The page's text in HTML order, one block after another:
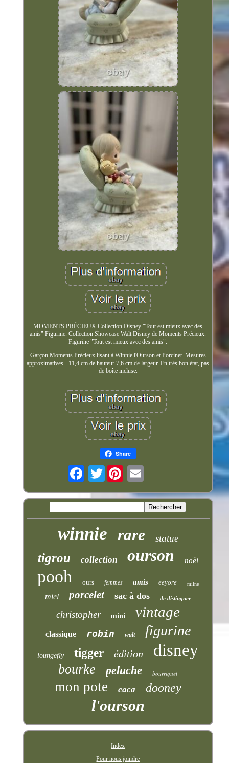
MOMENTS PRÉCIEUX Collection Disney "Tout est mieux avec des
amis" Figurine. Collection Showcase Walt Disney de Moments Précieux.
Figurine "Tout est mieux avec des amis".
Garçon Moments Précieux lisant à Winnie l'Ourson et Porcinet. Mesures
approximatives - 11,4 cm de hauteur 7,6 cm de largeur. En très bon état, pas
de boîte incluse.
Share
Twitter
winnie rare statue
tigrou collection ourson noël
pooh ours femmes amis eeyore milne
miel porcelet sac à dos de distinguer
christopher mini vintage
classique robin walt figurine
loungefly tigger édition disney
bourke peluche bourriquet
mon pote caca dooney
l'ourson
Index
Pour nous joindre